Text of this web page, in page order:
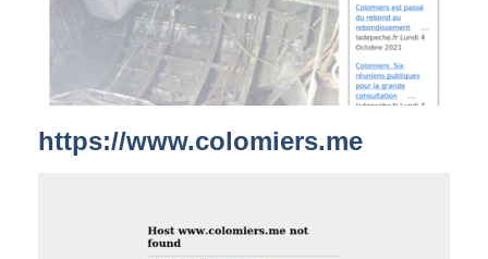
https://www.colomiers.me